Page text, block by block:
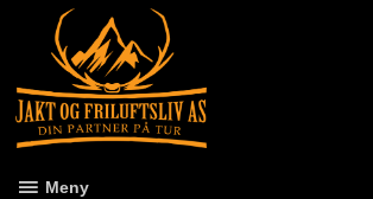
innholdet
Meny